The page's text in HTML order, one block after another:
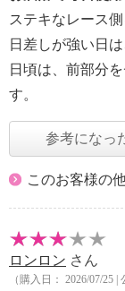
ステキなレース
日差しが強い日
日頃は、前部分
す。
参考になっ
このお客様の
ロンロン さん
（購入日： 2026/07/25 |